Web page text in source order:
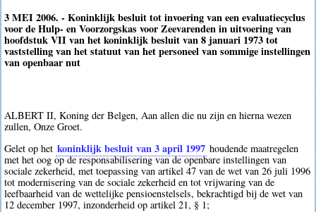
3 MEI 2006. - Koninklijk besluit tot invoering van een evaluatiecyclus
voor de Hulp- en Voorzorgskas voor Zeevarenden in uitvoering van
hoofdstuk VII van het koninklijk besluit van 8 januari 1973 tot
vaststelling van het statuut van het personeel van sommige instellingen
van openbaar nut
ALBERT II, Koning der Belgen, Aan allen die nu zijn en hierna wezen
zullen, Onze Groet.
Gelet op het koninklijk besluit van 3 april 1997 houdende maatregelen
met het oog op de responsabilisering van de openbare instellingen van
sociale zekerheid, met toepassing van artikel 47 van de wet van 26 juli 1996
tot modernisering van de sociale zekerheid en tot vrijwaring van de
leefbaarheid van de wettelijke pensioenstelsels, bekrachtigd bij de wet van
12 december 1997, inzonderheid op artikel 21, § 1;